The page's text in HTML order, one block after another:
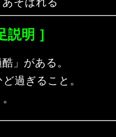
説明 ］
」がある。
過ぎること。